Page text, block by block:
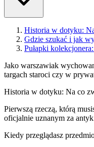
Historia w dotyku:
Gdzie szukać i jak
Pułapki
Jako warszawiak
targach staroci czy w
Historia w dotyku: Na co
Pierwszą rzeczą, którą
oficjalnie uznanym za
Kiedy przeglądasz